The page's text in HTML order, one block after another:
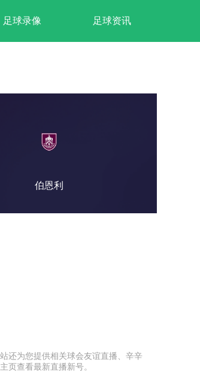
足球录像 足球资讯
伯恩利
还为您提供相关球会友谊直播、辛辛
页查看最新直播新号。